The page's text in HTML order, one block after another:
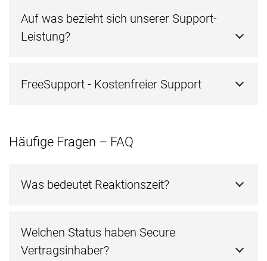
Auf was bezieht sich unserer Support-
Leistung?
FreeSupport - Kostenfreier Support
Häufige Fragen – FAQ
Was bedeutet Reaktionszeit?
Welchen Status haben Secure
Vertragsinhaber?